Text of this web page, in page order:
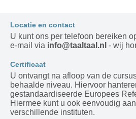
Locatie en contact
U kunt ons per telefoon bereiken
e-mail via info@taaltaal.nl - wij
Certificaat
U ontvangt na afloop van de
behaalde niveau. Hiervoor
gestandaardiseerde Europees
Hiermee kunt u ook eenvoudig
verschillende instituten.